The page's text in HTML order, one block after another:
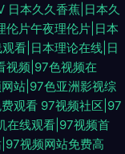
日本久久香蕉|日本久
伦片午夜理伦片|日本
看|日本理论在线|日
视频|97色视频在
站|97色亚洲影视综
观看 97视频社区|97
在线观看|97视频首
视频网站免费高